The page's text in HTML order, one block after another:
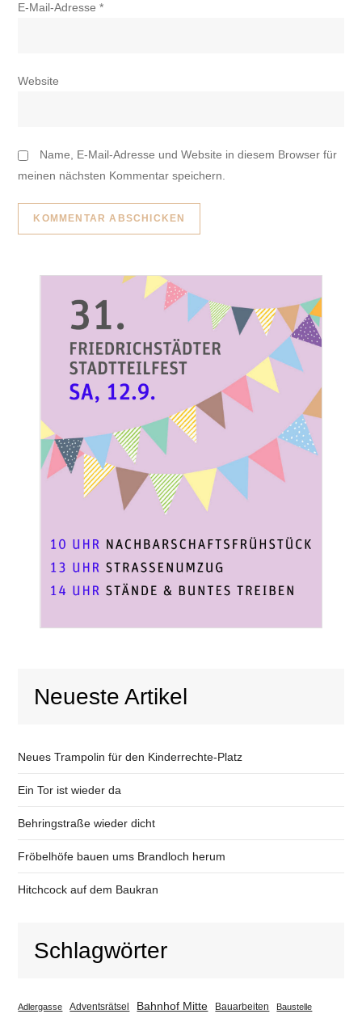
E-Mail-Adresse*
Website
Name, E-Mail-Adresse und Website in diesem Browser für
meinen nächsten Kommentar speichern.
Neueste Artikel
Neues Trampolin für den Kinderrechte-Platz
Ein Tor ist wieder da
Behringstraße wieder dicht
Fröbelhöfe bauen ums Brandloch herum
Hitchcock auf dem Baukran
Schlagwörter
Adlergasse Adventsrätsel Bahnhof Mitte Bauarbeiten Baustelle